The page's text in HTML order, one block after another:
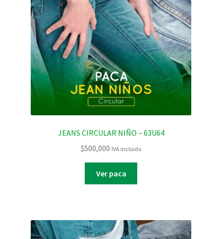
JEANS CIRCULAR NIÑO – 63U64
$500,000 IVA incluido
Ver paca